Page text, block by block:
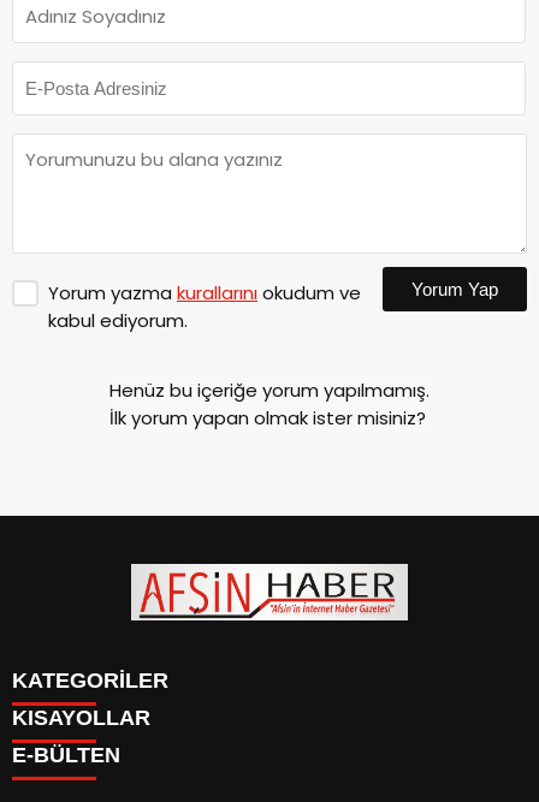
Yorum yazma kurallarınıokudum ve
kabul ediyorum.
Yorum Yap
Henüz bu içeriğe yorum yapılmamış.
İlk yorum yapan olmak ister misiniz?
KATEGORİLER
SİYASET
EĞİTİM
KISAYOLLAR
SİYASET
E-BÜLTEN